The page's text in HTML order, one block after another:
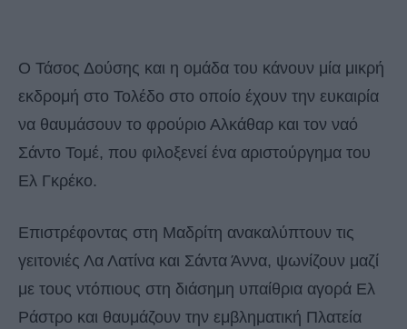
Ο Τάσος Δούσης και η ομάδα του κάνουν μία μικρή
εκδρομή στο Τολέδο στο οποίο έχουν την ευκαιρία
να θαυμάσουν το φρούριο Αλκάθαρ και τον ναό
Σάντο Τομέ, που φιλοξενεί ένα αριστούργημα του
Ελ Γκρέκο.
Επιστρέφοντας στη Μαδρίτη ανακαλύπτουν τις
γειτονιές Λα Λατίνα και Σάντα Άννα, ψωνίζουν μαζί
με τους ντόπιους στη διάσημη υπαίθρια αγορά Ελ
Ράστρο και θαυμάζουν την εμβληματική Πλατεία